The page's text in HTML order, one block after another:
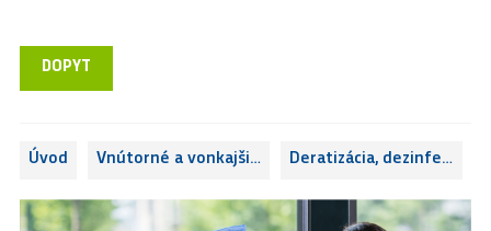
DOPYT
Úvod Vnútorné a vonkajšie upratovanie objektov Deratizácia, dezinfekcia, dezinsekcia